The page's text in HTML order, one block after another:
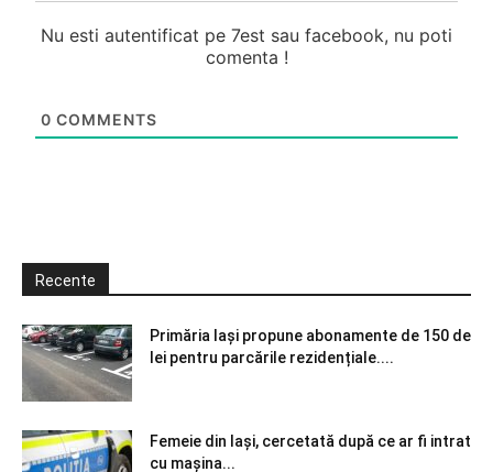
Nu esti autentificat pe 7est sau facebook, nu poti
comenta !
0 COMMENTS
Recente
Primăria Iași propune abonamente de 150 de
lei pentru parcările rezidențiale....
Femeie din Iași, cercetată după ce ar fi intrat
cu mașina...